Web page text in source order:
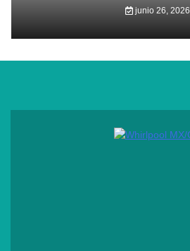
junio 26, 2026